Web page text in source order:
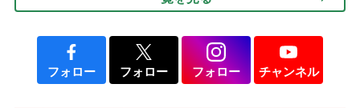
説】
フォロー フォロー フォロー チャンネル